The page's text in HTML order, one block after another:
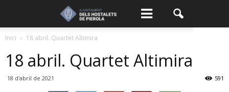
Inici 18 abril. Quartet Altimira
18 abril. Quartet Altimira
18 d'abril de 2021 591